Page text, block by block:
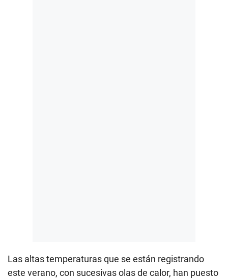
Las altas temperaturas que se están registrando
este verano, con sucesivas olas de calor, han puesto